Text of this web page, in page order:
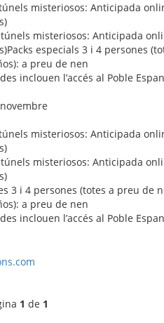
misteriosos: Anticipada
misteriosos: Anticipada
especials 3 i 4 persones
a preu de nen
inclouen l’accés al Poble
misteriosos: Anticipada
misteriosos: Anticipada
3 i 4 persones (totes a preu de
a preu de nen
inclouen l’accés al Poble
1 de 1